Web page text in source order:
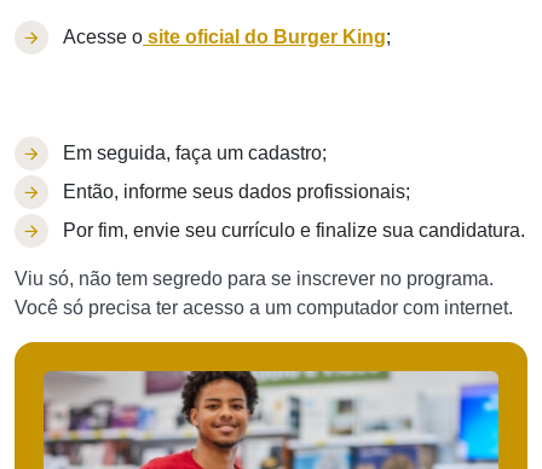
Acesse o site oficial do Burger King;
Em seguida, faça um cadastro;
Então, informe seus dados profissionais;
Por fim, envie seu currículo e finalize sua candidatura.
Viu só, não tem segredo para se inscrever no programa.
Você só precisa ter acesso a um computador com internet.